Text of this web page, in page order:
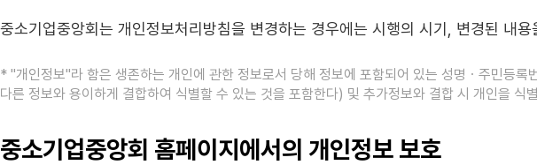
중소기업중앙회는 개인정보처리방침을 변경하는 경우에는 시행의 시기, 변경된 내
* "개인정보"라 함은 생존하는 개인에 관한 정보로서 당해 정보에 포함되어 있는 성명ㆍ주민등
다른 정보와 용이하게 결합하여 식별할 수 있는 것을 포함한다) 및 추가정보와 결합 시 개인을 식
중소기업중앙회 홈페이지에서의 개인정보 보호